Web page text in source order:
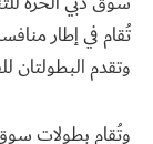
وتقدم البطولتان
وتُقام بطولات